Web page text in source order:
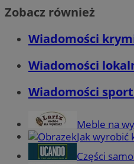
Zobacz również
Wiadomości
Wiadomości
Wiadomości
Meble na
Jak wyrobić
Części